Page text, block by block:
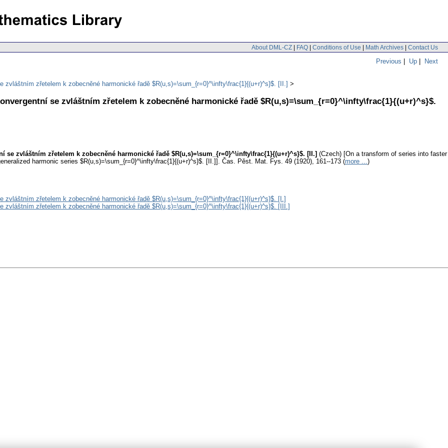
About DML-CZ | FAQ | Conditions of Use | Math Archives | Contact Us
Previous | Up | Next
zvláštním zřetelem k zobecněné harmonické řadě $R(u,s)=\sum_{r=0}^\infty\frac{1}{(u+r)^s}$. [II.]
se zvláštním zřetelem k zobecněné harmonické řadě $R(u,s)=\sum_{r=0}^\infty\frac{1}{(u+r)^s}$.
se zvláštním zřetelem k zobecněné harmonické řadě $R(u,s)=\sum_{r=0}^\infty\frac{1}{(u+r)^s}$. [II.] (Czech) [On a transform of series into faster
harmonic series $R(u,s)=\sum_{r=0}^\infty\frac{1}{(u+r)^s}$. [II.]]. Čas. Pěst. Mat. Fys. 49 (1920), 161--173 (more ...)
zvláštním zřetelem k zobecněné harmonické řadě $R(u,s)=\sum_{r=0}^\infty\frac{1}{(u+r)^s}$. [I.]
zvláštním zřetelem k zobecněné harmonické řadě $R(u,s)=\sum_{r=0}^\infty\frac{1}{(u+r)^s}$. [III.]